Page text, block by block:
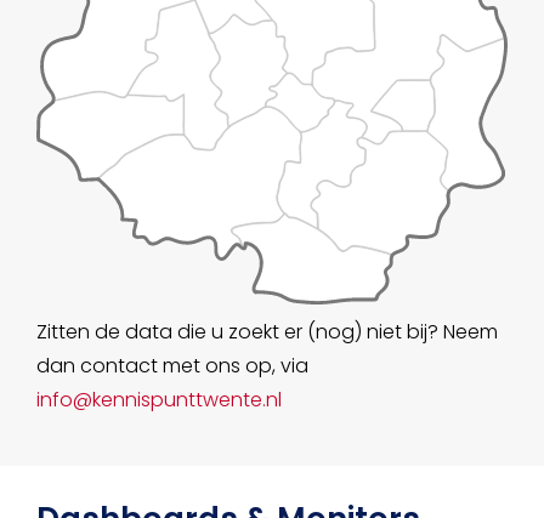
Zitten de data die u zoekt er (nog) niet bij? Neem
dan contact met ons op, via
info@kennispunttwente.nl